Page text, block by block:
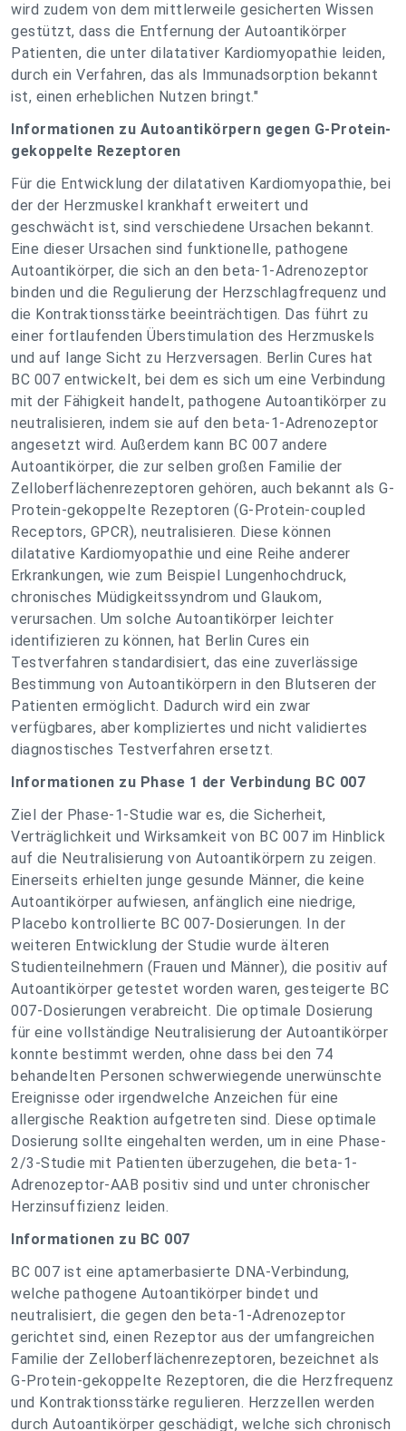
wird zudem von dem mittlerweile gesicherten Wissen
gestützt, dass die Entfernung der Autoantikörper
Patienten, die unter dilatativer Kardiomyopathie leiden,
durch ein Verfahren, das als Immunadsorption bekannt
ist, einen erheblichen Nutzen bringt."
Informationen zu Autoantikörpern gegen G-Protein-
gekoppelte Rezeptoren
Für die Entwicklung der dilatativen Kardiomyopathie, bei
der der Herzmuskel krankhaft erweitert und
geschwächt ist, sind verschiedene Ursachen bekannt.
Eine dieser Ursachen sind funktionelle, pathogene
Autoantikörper, die sich an den beta-1-Adrenozeptor
binden und die Regulierung der Herzschlagfrequenz und
die Kontraktionsstärke beeinträchtigen. Das führt zu
einer fortlaufenden Überstimulation des Herzmuskels
und auf lange Sicht zu Herzversagen. Berlin Cures hat
BC 007 entwickelt, bei dem es sich um eine Verbindung
mit der Fähigkeit handelt, pathogene Autoantikörper zu
neutralisieren, indem sie auf den beta-1-Adrenozeptor
angesetzt wird. Außerdem kann BC 007 andere
Autoantikörper, die zur selben großen Familie der
Zelloberflächenrezeptoren gehören, auch bekannt als G-
Protein-gekoppelte Rezeptoren (G-Protein-coupled
Receptors, GPCR), neutralisieren. Diese können
dilatative Kardiomyopathie und eine Reihe anderer
Erkrankungen, wie zum Beispiel Lungenhochdruck,
chronisches Müdigkeitssyndrom und Glaukom,
verursachen. Um solche Autoantikörper leichter
identifizieren zu können, hat Berlin Cures ein
Testverfahren standardisiert, das eine zuverlässige
Bestimmung von Autoantikörpern in den Blutseren der
Patienten ermöglicht. Dadurch wird ein zwar
verfügbares, aber kompliziertes und nicht validiertes
diagnostisches Testverfahren ersetzt.
Informationen zu Phase 1 der Verbindung BC 007
Ziel der Phase-1-Studie war es, die Sicherheit,
Verträglichkeit und Wirksamkeit von BC 007 im Hinblick
auf die Neutralisierung von Autoantikörpern zu zeigen.
Einerseits erhielten junge gesunde Männer, die keine
Autoantikörper aufwiesen, anfänglich eine niedrige,
Placebo kontrollierte BC 007-Dosierungen. In der
weiteren Entwicklung der Studie wurde älteren
Studienteilnehmern (Frauen und Männer), die positiv auf
Autoantikörper getestet worden waren, gesteigerte BC
007-Dosierungen verabreicht. Die optimale Dosierung
für eine vollständige Neutralisierung der Autoantikörper
konnte bestimmt werden, ohne dass bei den 74
behandelten Personen schwerwiegende unerwünschte
Ereignisse oder irgendwelche Anzeichen für eine
allergische Reaktion aufgetreten sind. Diese optimale
Dosierung sollte eingehalten werden, um in eine Phase-
2/3-Studie mit Patienten überzugehen, die beta-1-
Adrenozeptor-AAB positiv sind und unter chronischer
Herzinsuffizienz leiden.
Informationen zu BC 007
BC 007 ist eine aptamerbasierte DNA-Verbindung,
welche pathogene Autoantikörper bindet und
neutralisiert, die gegen den beta-1-Adrenozeptor
gerichtet sind, einen Rezeptor aus der umfangreichen
Familie der Zelloberflächenrezeptoren, bezeichnet als
G-Protein-gekoppelte Rezeptoren, die die Herzfrequenz
und Kontraktionsstärke regulieren. Herzzellen werden
durch Autoantikörper geschädigt, welche sich chronisch